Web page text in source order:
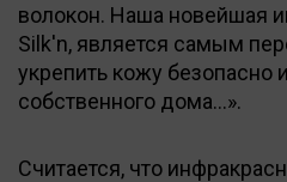
волокон. Наша новейшая
Silk'n, является самым
укрепить кожу безопасно
собственного дома…».
Считается, что